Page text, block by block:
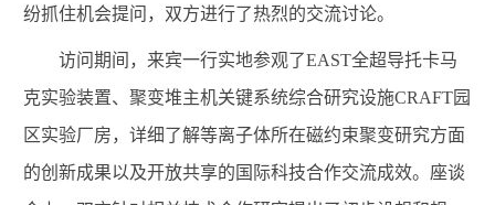
纷抓住机会提问，双方进行了热烈的交流讨论。
访问期间，来宾一行实地参观了EAST全超导托卡马
克实验装置、聚变堆主机关键系统综合研究设施CRAFT园
区实验厂房，详细了解等离子体所在磁约束聚变研究方面
的创新成果以及开放共享的国际科技合作交流成效。座谈